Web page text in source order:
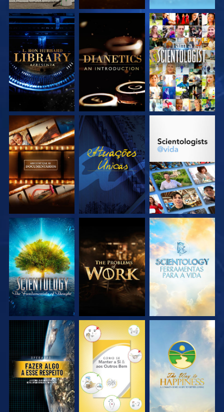
EXPLORE A SÉRIE EXPLORE A SÉRIE VEJA
EXPLORE A SÉRIE VEJA EXPLORE A SÉRIE
EXPLORE A SÉRIE EXPLORE A SÉRIE EXPLORE A SÉRIE
VEJA VEJA VEJA